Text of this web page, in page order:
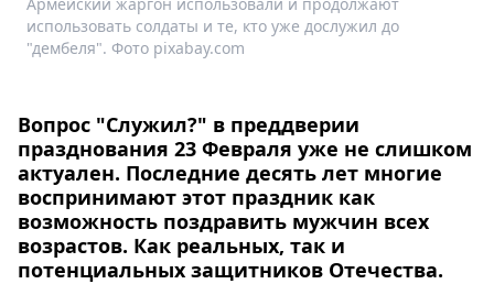
Выборы
2026
Скачай
использовать солдаты и те, кто уже дослужил до
"дембеля". Фото pixabay.com
Вопрос "Служил?" в преддверии
празднования 23 Февраля уже не слишком
актуален. Последние десять лет многие
воспринимают этот праздник как
возможность поздравить мужчин всех
возрастов. Как реальных, так и
потенциальных защитников Отечества.